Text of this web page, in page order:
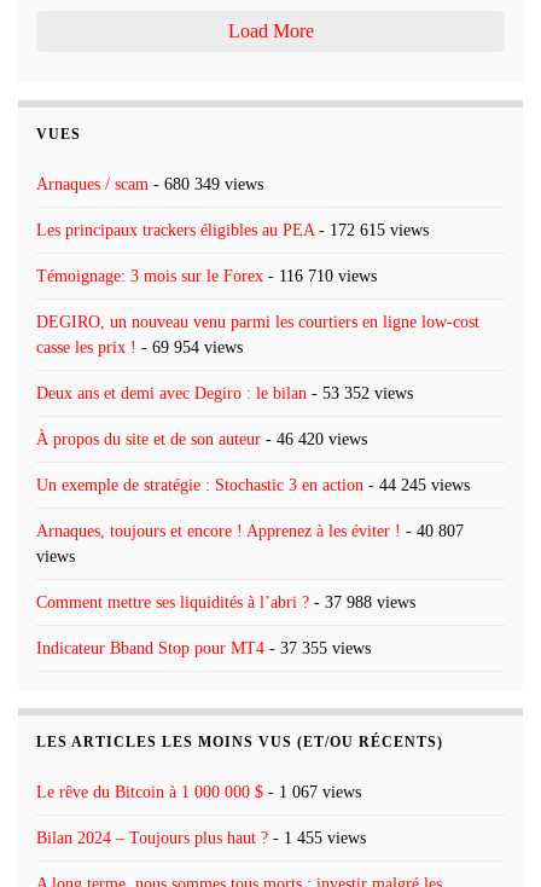
Load More
VUES
Arnaques / scam - 680 349 views
Les principaux trackers éligibles au PEA - 172 615 views
Témoignage: 3 mois sur le Forex - 116 710 views
DEGIRO, un nouveau venu parmi les courtiers en ligne low-cost
casse les prix ! - 69 954 views
Deux ans et demi avec Degiro : le bilan - 53 352 views
À propos du site et de son auteur - 46 420 views
Un exemple de stratégie : Stochastic 3 en action - 44 245 views
Arnaques, toujours et encore ! Apprenez à les éviter ! - 40 807
views
Comment mettre ses liquidités à l’abri ? - 37 988 views
Indicateur Bband Stop pour MT4 - 37 355 views
LES ARTICLES LES MOINS VUS (ET/OU RÉCENTS)
Le rêve du Bitcoin à 1 000 000 $ - 1 067 views
Bilan 2024 – Toujours plus haut ? - 1 455 views